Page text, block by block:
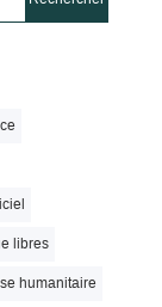
libres
humanitaire